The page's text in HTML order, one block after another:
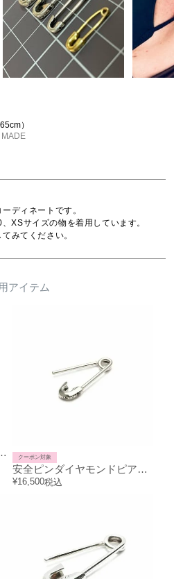
ディネートです。
XSサイズの物を着用しています。
みてください。
アイテム
-K10イエローゴールド/片耳
安全ピンダイヤモンドピアスXS-シルバー/片耳
クーポン対象
¥16,500税込